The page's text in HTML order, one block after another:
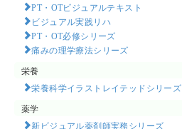
PT・OTビジュアルテキスト
ビジュアル実践リハ
PT・OT必修シリーズ
痛みの理学療法シリーズ
栄養
栄養科学イラストレイテッドシリーズ
薬学
新ビジュアル薬剤師実務シリーズ